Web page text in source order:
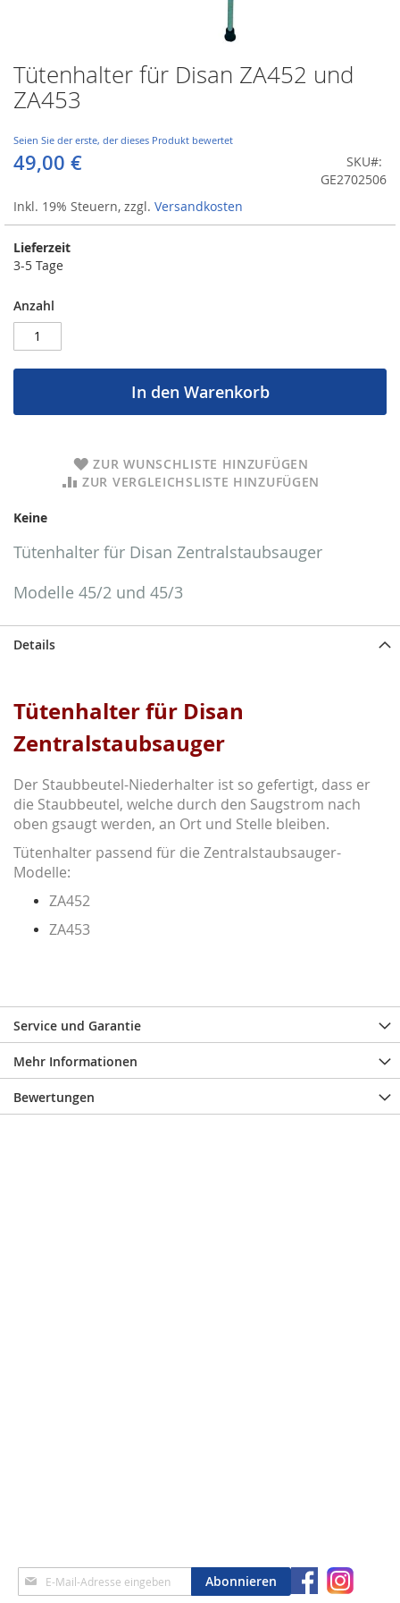
Tütenhalter für Disan ZA452 und
ZA453
Seien Sie der erste, der dieses Produkt bewertet
49,00 €
Inkl. 19% Steuern, zzgl. Versandkosten
SKU
GE2702506
Lieferzeit
3-5 Tage
Anzahl
In den Warenkorb
ZUR WUNSCHLISTE HINZUFÜGEN
ZUR VERGLEICHSLISTE HINZUFÜGEN
Keine
Tütenhalter für Disan Zentralstaubsauger
Modelle 45/2 und 45/3
Zum
Anfang
der
springen
Details
Tütenhalter für Disan
Zentralstaubsauger
Der Staubbeutel-Niederhalter ist so gefertigt, dass er
die Staubbeutel, welche durch den Saugstrom nach
oben gsaugt werden, an Ort und Stelle bleiben.
Tütenhalter passend für die Zentralstaubsauger-
Modelle:
ZA452
ZA453
Service und Garantie
Mehr Informationen
Bewertungen
Anmeldung
zum
Abonnieren